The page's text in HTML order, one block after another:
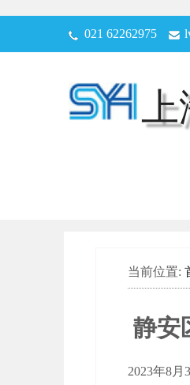
021 62262975
当前位置:
静安
2023年8月